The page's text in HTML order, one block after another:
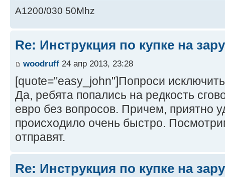
A1200/030 50Mhz
Re: Инструкция по купке на
woodruff 24 апр 2013, 23:28
[quote="easy_john"]Попроси
Да, ребята попались на редкость
евро без вопросов. Причем, приятно
происходило очень быстро.
отправят.
Re: Инструкция по купке на